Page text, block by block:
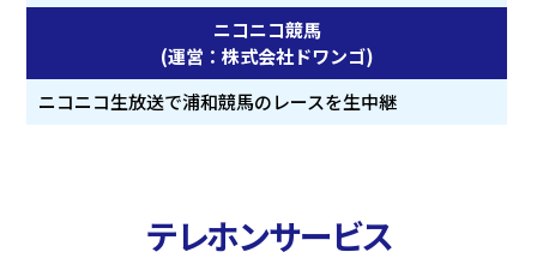
ニコニコ競馬
(運営：株式会社ドワンゴ)
ニコニコ生放送で浦和競馬のレースを生中継
テレホンサービス